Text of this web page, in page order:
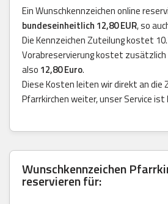
Ein Wunschkennzeichen online
bundeseinheitlich 12,80 EUR, so
Die Kennzeichen Zuteilung kostet
Vorabreservierung kostet zusätzlich
also 12,80 Euro.
Diese Kosten leiten wir direkt an die
Pfarrkirchen weiter, unser Service ist
Wunschkennzeichen
reservieren für: